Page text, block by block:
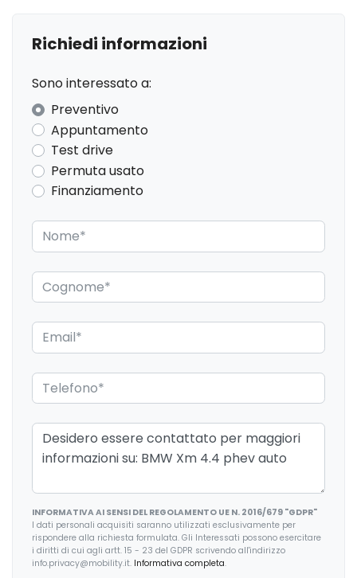
Richiedi informazioni
Sono interessato a:
Preventivo
Appuntamento
Test drive
Permuta usato
Finanziamento
INFORMATIVA AI SENSI DEL REGOLAMENTO UE N. 2016/679 "GDPR"
I dati personali acquisiti saranno utilizzati esclusivamente per
rispondere alla richiesta formulata. Gli Interessati possono esercitare
i diritti di cui agli artt. 15 - 23 del GDPR scrivendo all'indirizzo
info.privacy@mobility.it. Informativa completa.